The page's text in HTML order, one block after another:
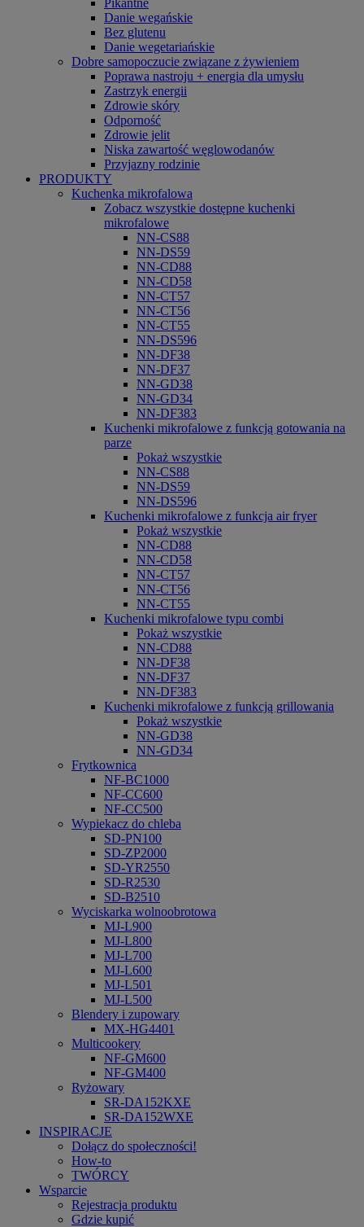
Pikantne
Danie wegańskie
Bez glutenu
Danie wegetariańskie
Dobre samopoczucie związane z żywieniem
Poprawa nastroju + energia dla umysłu
Zastrzyk energii
Zdrowie skóry
Odporność
Zdrowie jelit
Niska zawartość węglowodanów
Przyjazny rodzinie
PRODUKTY
Kuchenka mikrofalowa
Zobacz wszystkie dostępne kuchenki
mikrofalowe
NN-CS88
NN-DS59
NN-CD88
NN-CD58
NN-CT57
NN-CT56
NN-CT55
NN-DS596
NN-DF38
NN-DF37
NN-GD38
NN-GD34
NN-DF383
Kuchenki mikrofalowe z funkcją gotowania na
parze
Pokaż wszystkie
NN-CS88
NN-DS59
NN-DS596
Kuchenki mikrofalowe z funkcja air fryer
Pokaż wszystkie
NN-CD88
NN-CD58
NN-CT57
NN-CT56
NN-CT55
Kuchenki mikrofalowe typu combi
Pokaż wszystkie
NN-CD88
NN-DF38
NN-DF37
NN-DF383
Kuchenki mikrofalowe z funkcją grillowania
Pokaż wszystkie
NN-GD38
NN-GD34
Frytkownica
NF-BC1000
NF-CC600
NF-CC500
Wypiekacz do chleba
SD-PN100
SD-ZP2000
SD-YR2550
SD-R2530
SD-B2510
Wyciskarka wolnoobrotowa
MJ-L900
MJ-L800
MJ-L700
MJ-L600
MJ-L501
MJ-L500
Blendery i zupowary
MX-HG4401
Multicookery
NF-GM600
NF-GM400
Ryżowary
SR-DA152KXE
SR-DA152WXE
INSPIRACJE
Dołącz do społeczności!
How-to
TWÓRCY
Wsparcie
Rejestracja produktu
Gdzie kupić